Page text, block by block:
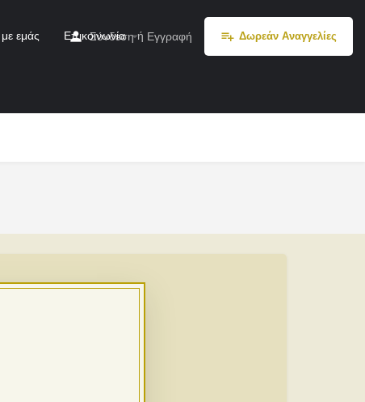
με εμάς Επικοινωνία
Σύνδεση ή Εγγραφή Δωρεάν Αναγγελίες